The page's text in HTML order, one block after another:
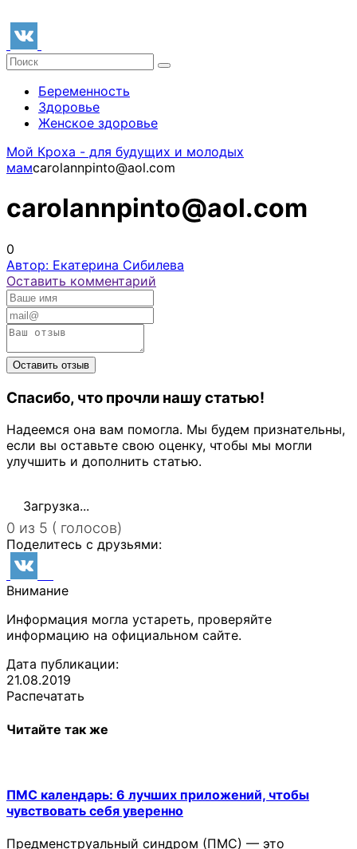
Беременность
Здоровье
Женское здоровье
Мой Кроха - для будущих и молодых
мамcarolannpinto@aol.com
carolannpinto@aol.com
0
Автор: Екатерина Сибилева
Оставить комментарий
Спасибо, что прочли нашу статью!
Надеемся она вам помогла. Мы будем признательны,
если вы оставьте свою оценку, чтобы мы могли
улучшить и дополнить статью.
Загрузка...
0 из 5 ( голосов)
Поделитесь с друзьями:
Внимание
Информация могла устареть, проверяйте
информацию на официальном сайте.
Дата публикации:
21.08.2019
Распечатать
Читайте так же
ПМС календарь: 6 лучших приложений, чтобы
чувствовать себя уверенно
Предменструальный синдром (ПМС) — это